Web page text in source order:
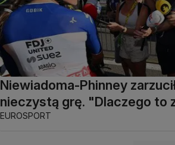
Niewiadoma-Phinney
nieczystą grę. "Dlaczego to
EUROSPORT